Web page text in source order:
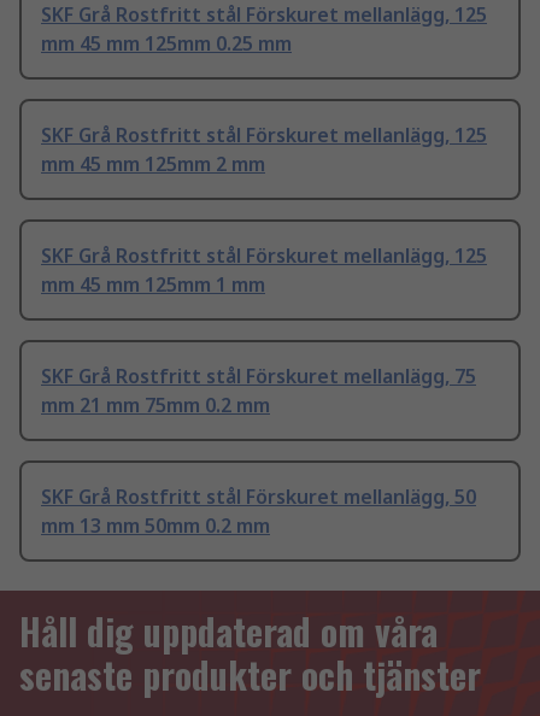
SKF Grå Rostfritt stål Förskuret mellanlägg, 125
mm 45 mm 125mm 0.25 mm
SKF Grå Rostfritt stål Förskuret mellanlägg, 125
mm 45 mm 125mm 2 mm
SKF Grå Rostfritt stål Förskuret mellanlägg, 125
mm 45 mm 125mm 1 mm
SKF Grå Rostfritt stål Förskuret mellanlägg, 75
mm 21 mm 75mm 0.2 mm
SKF Grå Rostfritt stål Förskuret mellanlägg, 50
mm 13 mm 50mm 0.2 mm
Håll dig uppdaterad om våra
senaste produkter och tjänster